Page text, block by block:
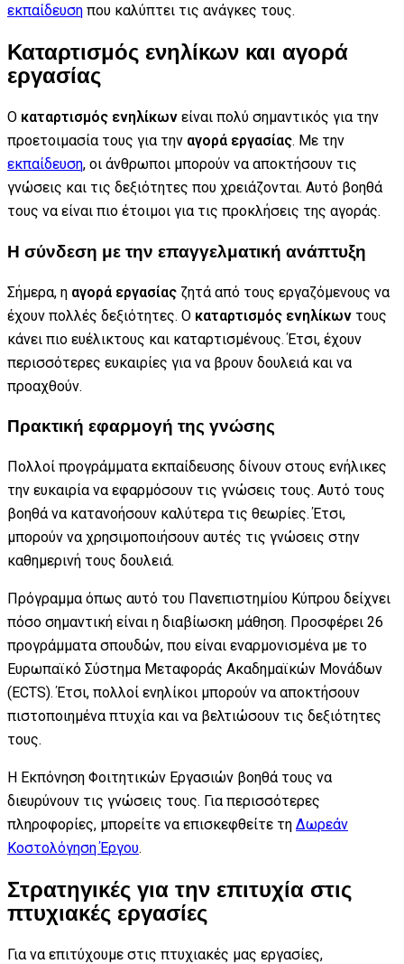
εκπαίδευση που καλύπτει τις ανάγκες τους.
Καταρτισμός ενηλίκων και αγορά
εργασίας
Ο καταρτισμός ενηλίκων είναι πολύ σημαντικός για την
προετοιμασία τους για την αγορά εργασίας. Με την
εκπαίδευση, οι άνθρωποι μπορούν να αποκτήσουν τις
γνώσεις και τις δεξιότητες που χρειάζονται. Αυτό βοηθά
τους να είναι πιο έτοιμοι για τις προκλήσεις της αγοράς.
Η σύνδεση με την επαγγελματική ανάπτυξη
Σήμερα, η αγορά εργασίας ζητά από τους εργαζόμενους να
έχουν πολλές δεξιότητες. Ο καταρτισμός ενηλίκων τους
κάνει πιο ευέλικτους και καταρτισμένους. Έτσι, έχουν
περισσότερες ευκαιρίες για να βρουν δουλειά και να
προαχθούν.
Πρακτική εφαρμογή της γνώσης
Πολλοί προγράμματα εκπαίδευσης δίνουν στους ενήλικες
την ευκαιρία να εφαρμόσουν τις γνώσεις τους. Αυτό τους
βοηθά να κατανοήσουν καλύτερα τις θεωρίες. Έτσι,
μπορούν να χρησιμοποιήσουν αυτές τις γνώσεις στην
καθημερινή τους δουλειά.
Πρόγραμμα όπως αυτό του Πανεπιστημίου Κύπρου δείχνει
πόσο σημαντική είναι η διαβίωσκη μάθηση. Προσφέρει 26
προγράμματα σπουδών, που είναι εναρμονισμένα με το
Ευρωπαϊκό Σύστημα Μεταφοράς Ακαδημαϊκών Μονάδων
(ECTS). Έτσι, πολλοί ενηλίκοι μπορούν να αποκτήσουν
πιστοποιημένα πτυχία και να βελτιώσουν τις δεξιότητες
τους.
Η Εκπόνηση Φοιτητικών Εργασιών βοηθά τους να
διευρύνουν τις γνώσεις τους. Για περισσότερες
πληροφορίες, μπορείτε να επισκεφθείτε τη Δωρεάν
Κοστολόγηση Έργου.
Στρατηγικές για την επιτυχία στις
πτυχιακές εργασίες
Για να επιτύχουμε στις πτυχιακές μας εργασίες,